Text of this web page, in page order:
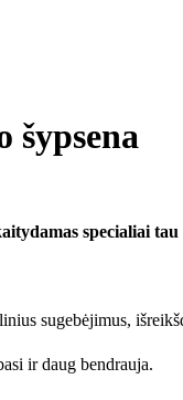
specialiai
sugebėjimus,
ir daug bendrauja.